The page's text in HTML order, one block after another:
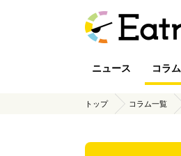
ニュース コラム
トップ コラム一覧